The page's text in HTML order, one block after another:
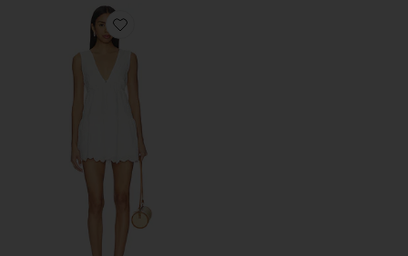
Favorite LUZ ドレス